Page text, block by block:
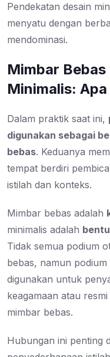
Pendekatan desain
menyatu dengan
mendominasi.
Mimbar
Minimalis:
Dalam praktik saat ini,
digunakan sebagai
bebas. Keduanya
tempat berdiri
istilah dan konteks.
Mimbar bebas adalah
minimalis adalah
Tidak semua podium
bebas, namun
digunakan untuk
keagamaan atau
mimbar bebas.
Hubungan ini penting